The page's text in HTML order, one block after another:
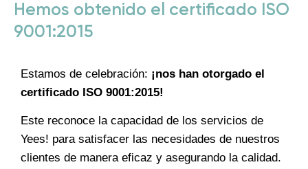
Hemos obtenido el certificado ISO
9001:2015
Estamos de celebración: ¡nos han otorgado el
certificado ISO 9001:2015!
Este reconoce la capacidad de los servicios de
Yees! para satisfacer las necesidades de nuestros
clientes de manera eficaz y asegurando la calidad.